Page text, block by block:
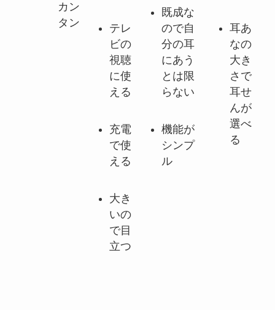
カン
タン
テレ
ビの
視聴
に使
える
充電
で使
える
大き
いの
で目
立つ
既成な
ので自
分の耳
にあう
とは限
らない
機能が
シンプ
ル
耳あ
なの
大き
さで
耳せ
んが
選べ
る